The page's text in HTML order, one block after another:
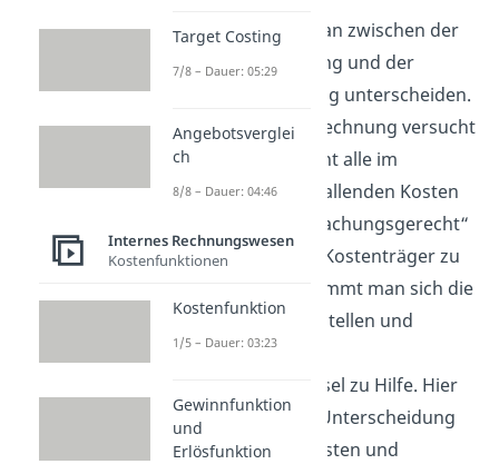
Weiterhin kann man zwischen der
Vollkostenrechnung und der
Teilkostenrechnung unterscheiden.
In der Vollkostenrechnung versucht
man auf lange Sicht alle im
Unternehmen anfallenden Kosten
möglichst „verursachungsgerecht“
auf die jeweiligen Kostenträger zu
verteilen. Dabei nimmt man sich die
jeweiligen Kostenstellen und
entsprechende
Verteilungsschlüssel zu Hilfe. Hier
ist außerdem die Unterscheidung
zwischen Einzelkosten und
Target Costing
7/8 – Dauer: 05:29
Angebotsverglei
ch
8/8 – Dauer: 04:46
Internes Rechnungswesen
Kostenfunktionen
Kostenfunktion
1/5 – Dauer: 03:23
Gewinnfunktion
und
Erlösfunktion